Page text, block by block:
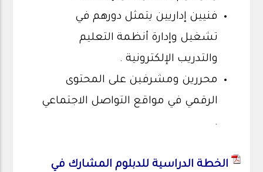
فنيين إداريين يتمثل دورهم في
تشغيل وإدارة أنظمة التعليم
والتدريب الإلكترونية .
محررين ومشرفين على المحتوى
الرقمي في مواقع التواصل الاجتماعي
.
الخطة الدراسية للدبلوم المشارك في